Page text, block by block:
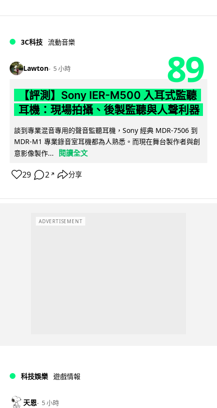
3C科技 流動音樂
Lawton 5 小時 89
【評測】Sony IER-M500 入耳式監聽
耳機：現場拍攝、後製監聽與人聲利器
談到專業混音專用的聲音監聽耳機，Sony 經典 MDR-7506 到
MDR-M1 專業錄音室耳機都為人熟悉。而現在舞台製作者與創
意影像製作...
閱讀全文
29 2 ↗ 分享
ADVERTISEMENT
科技娛樂 遊戲情報
天恩 5 小時